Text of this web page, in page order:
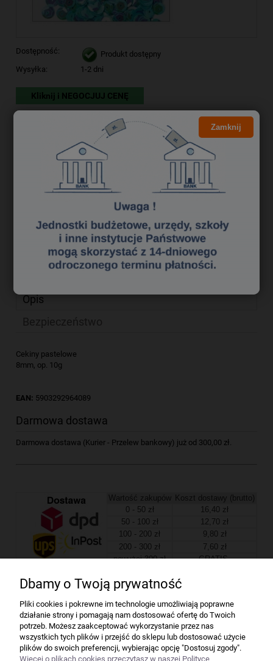
Dostępność:
Produkt dostępny
Wysyłka:
1-2 dni
Kliknij i NEGOCJUJ CENĘ
ALIGA
Kod produktu:
qo 0309217
zapytaj o produkt
poleć znajomemu
Opis
Cekiny pastelowe
8mm, op. 10g
EAN: 5903292964089
Darmowa dostawa
Darmowa dostawa (Kurier - Przelew bankowy) już od 300,00 zł.
Wartość zakupów
Koszt dostawy (brutto)
0 - 50 zł
16,40 zł
50 - 100 zł
12,70 zł
100 - 200 zł
9,80 zł
200 - 300 zł
7,60 zł
powyżej 300 zł
GRATIS
Firma
Bindownice wg producentów
Niszczarki wg producentów
Dbamy o Twoją prywatność
Pliki cookies i pokrewne im technologie umożliwiają poprawne
działanie strony i pomagają nam dostosować ofertę do Twoich
potrzeb. Możesz zaakceptować wykorzystanie przez nas
wszystkich tych plików i przejść do sklepu lub dostosować użycie
plików do swoich preferencji, wybierając opcję "Dostosuj zgody".
Więcej o plikach cookies przeczytasz w naszej Polityce
Zamknij